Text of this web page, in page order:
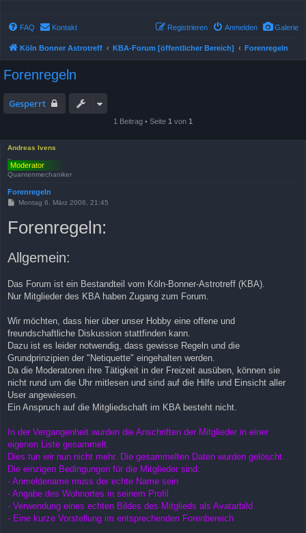
Galerie
FAQ Kontakt Anmelden
Registrieren
Köln Bonner Astrotreff KBA-Forum [öffentlicher Bereich] Forenregeln
Forenregeln
Gesperrt
1 Beitrag • Seite 1 von 1
Andreas Ivens
Quantenmechaniker
Forenregeln
B
t
g
Montag 6. März 2006, 21:45
Forenregeln:
Allgemein:
Das Forum ist ein Bestandteil vom Köln-Bonner-Astrotreff (KBA).
Nur Mitglieder des KBA haben Zugang zum Forum.
Wir möchten, dass hier über unser Hobby eine offene und
freundschaftliche Diskussion stattfinden kann.
Dazu ist es leider notwendig, dass gewisse Regeln und die
Grundprinzipien der "Netiquette" eingehalten werden.
Da die Moderatoren ihre Tätigkeit in der Freizeit ausüben, können sie
nicht rund um die Uhr mitlesen und sind auf die Hilfe und Einsicht aller
User angewiesen.
Ein Anspruch auf die Mitgliedschaft im KBA besteht nicht.
In der Vergangenheit wurden die Anschriften der Mitglieder in einer
eigenen Liste gesammelt.
Dies tun wir nun nicht mehr. Die gesammelten Daten wurden gelöscht.
Die einzigen Bedingungen für die Mitglieder sind:
- Anmeldename muss der echte Name sein
- Angabe des Wohnortes in seinem Profil
- Verwendung eines echten Bildes des Mitglieds als Avatarbild
- Eine kurze Vorstellung im entsprechenden Forenbereich